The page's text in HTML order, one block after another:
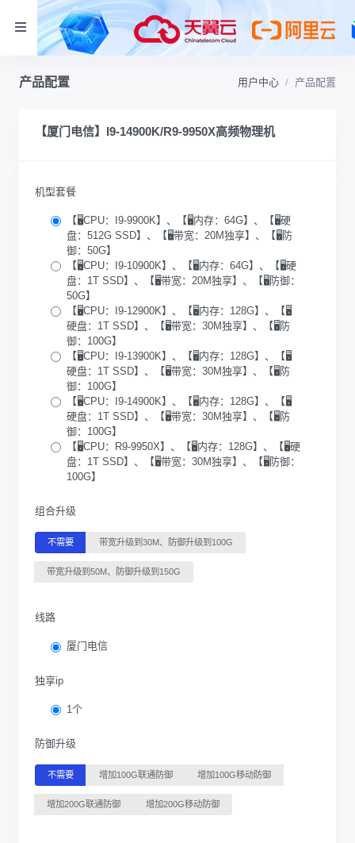
产品配置 用户中心 产品配置
【厦门电信】I9-14900K/R9-9950X高频物理机
机型套餐
【🖥️CPU：I9-9900K】、【🖥️内存：64G】、【🖥️硬
盘：512G SSD】、【🖥️带宽：20M独享】、【🖥️防
御：50G】
【🖥️CPU：I9-10900K】、【🖥️内存：64G】、【🖥️硬
盘：1T SSD】、【🖥️带宽：20M独享】、【🖥️防御：
50G】
【🖥️CPU：I9-12900K】、【🖥️内存：128G】、【🖥️
硬盘：1T SSD】、【🖥️带宽：30M独享】、【🖥️防
御：100G】
【🖥️CPU：I9-13900K】、【🖥️内存：128G】、【🖥️
硬盘：1T SSD】、【🖥️带宽：30M独享】、【🖥️防
御：100G】
【🖥️CPU：I9-14900K】、【🖥️内存：128G】、【🖥️
硬盘：1T SSD】、【🖥️带宽：30M独享】、【🖥️防
御：100G】
【🖥️CPU：R9-9950X】、【🖥️内存：128G】、【🖥️硬
盘：1T SSD】、【🖥️带宽：30M独享】、【🖥️防御：
100G】
组合升级
不需要 带宽升级到30M、防御升级到100G
带宽升级到50M、防御升级到150G
线路
厦门电信
独享ip
1个
防御升级
不需要 增加100G联通防御 增加100G移动防御
增加200G联通防御 增加200G移动防御